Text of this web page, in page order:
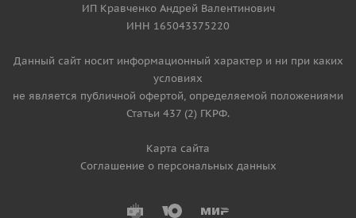
ИП Кравченко Андрей Валентинович
ИНН 165043375220
Данный сайт носит информационный характер и ни при каких
условиях
не является публичной офертой, определяемой положениями
Статьи 437 (2) ГКРФ.
Карта сайта
Соглашение о персональных данных